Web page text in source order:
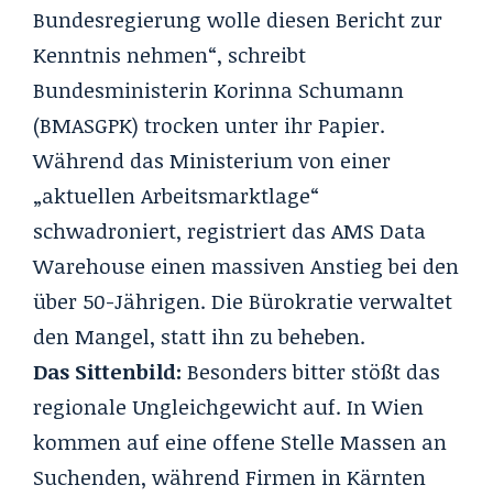
Bundesregierung wolle diesen Bericht zur
Kenntnis nehmen“, schreibt
Bundesministerin Korinna Schumann
(BMASGPK) trocken unter ihr Papier.
Während das Ministerium von einer
„aktuellen Arbeitsmarktlage“
schwadroniert, registriert das AMS Data
Warehouse einen massiven Anstieg bei den
über 50-Jährigen. Die Bürokratie verwaltet
den Mangel, statt ihn zu beheben.
Das Sittenbild: Besonders bitter stößt das
regionale Ungleichgewicht auf. In Wien
kommen auf eine offene Stelle Massen an
Suchenden, während Firmen in Kärnten